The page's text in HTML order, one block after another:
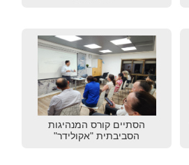
הסתיים קורס המנהיגות
הסביבתית "אקולידר"